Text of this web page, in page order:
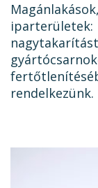
rendelkezünk.